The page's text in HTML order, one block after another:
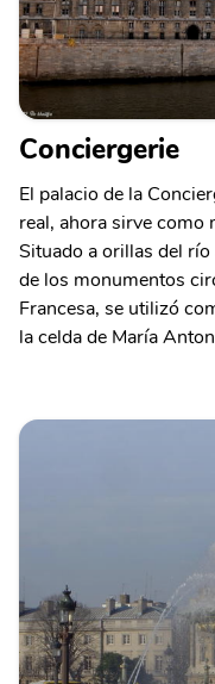
Conciergerie
El palacio de la
real, ahora sirve
Situado a orillas del
de los monumentos
Francesa, se utilizó
la celda de María